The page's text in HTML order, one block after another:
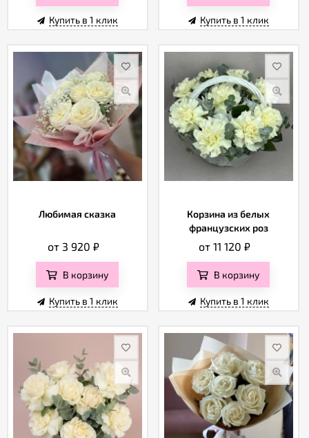
Купить в 1 клик Купить в 1 клик
Любимая сказка
от 3 920 ₽
В корзину
Купить в 1 клик
Корзина из белых
французских роз
от 11 120 ₽
В корзину
Купить в 1 клик